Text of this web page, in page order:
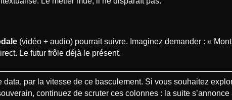
(vidéo + audio) pourrait suivre. Imaginez demander : «
Le futur frôle déjà le présent.
par la vitesse de ce basculement. Si vous souhaitez
continuez de scruter ces colonnes : la suite